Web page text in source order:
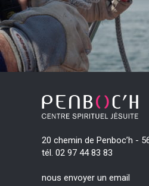
20 chemin de Penboc’h -
tél. 02 97 44 83 83
nous envoyer un email